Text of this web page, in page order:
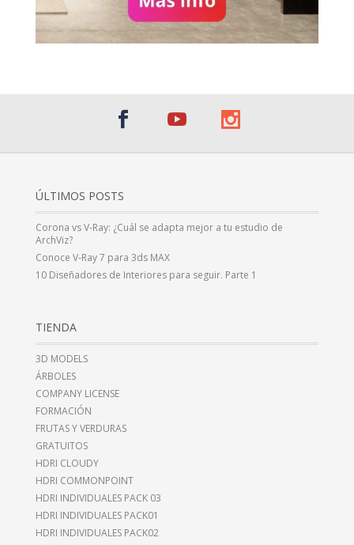
ÚLTIMOS POSTS
Corona vs V-Ray: ¿Cuál se adapta mejor a tu estudio de
ArchViz?
Conoce V-Ray 7 para 3ds MAX
10 Diseñadores de Interiores para seguir. Parte 1
TIENDA
3D MODELS
ÁRBOLES
COMPANY LICENSE
FORMACIÓN
FRUTAS Y VERDURAS
GRATUITOS
HDRI CLOUDY
HDRI COMMONPOINT
HDRI INDIVIDUALES PACK 03
HDRI INDIVIDUALES PACK01
HDRI INDIVIDUALES PACK02